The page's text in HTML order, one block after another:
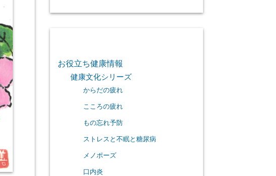
お役立ち健康情報
健康文化シリーズ
からだの疲れ
こころの疲れ
もの忘れ予防
ストレスと不眠と糖尿病
メノポーズ
口内炎